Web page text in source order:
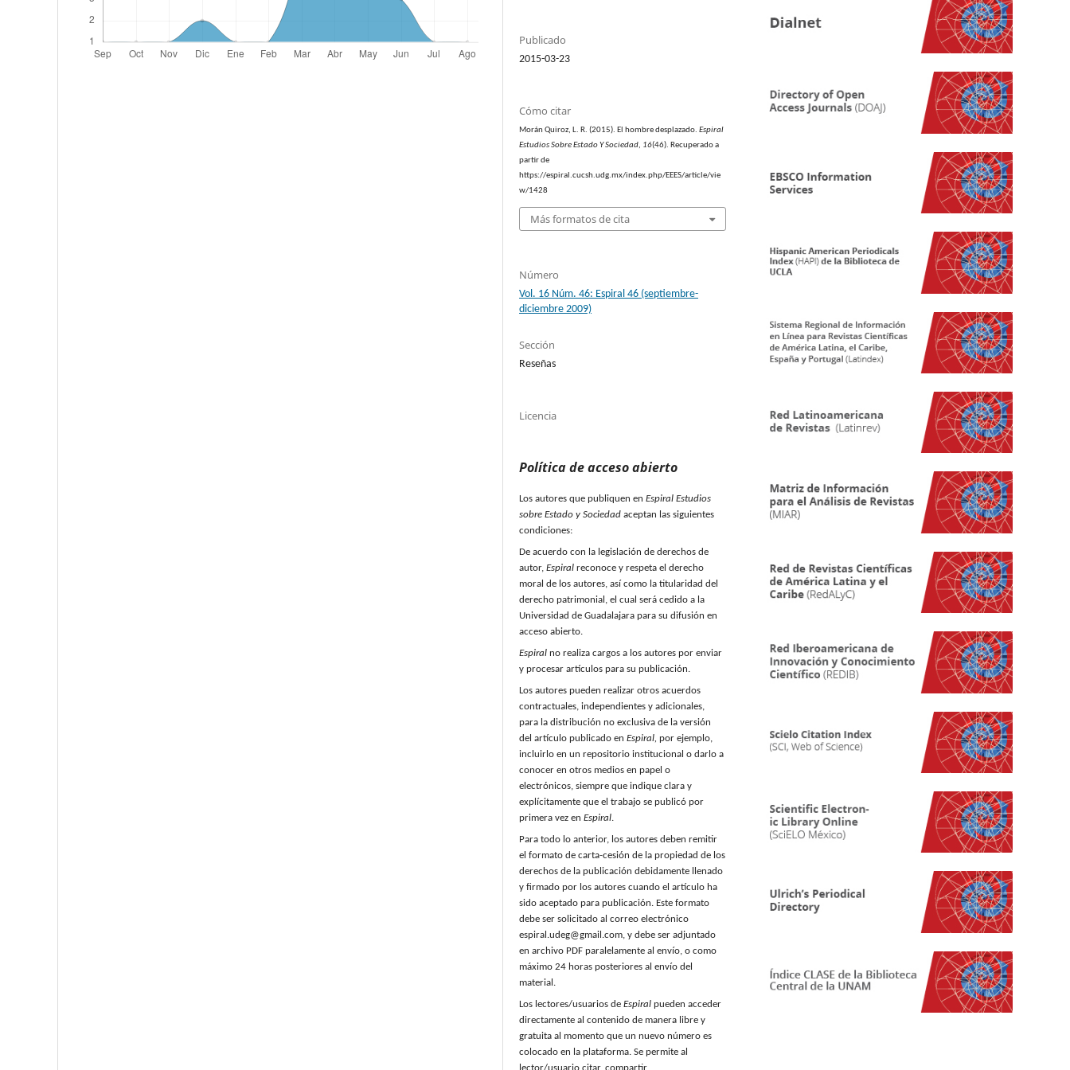
Publicado
2015-03-23
Cómo citar
Morán Quiroz, L. R. (2015). El hombre desplazado.Espiral
Estudios Sobre Estado Y Sociedad, 16(46). Recuperado a
partir de
https://espiral.cucsh.udg.mx/index.php/EEES/article/vie
w/1428
Más formatos de cita
Número
Vol. 16 Núm. 46: Espiral 46 (septiembre-
diciembre 2009)
Sección
Reseñas
Licencia
Política de acceso abierto
Los autores que publiquen enEspiral Estudios
sobre Estado y Sociedad aceptan las siguientes
condiciones:
De acuerdo con la legislación de derechos de
autor,Espiralreconoce y respeta el derecho
moral de los autores, así como la titularidad del
derecho patrimonial, el cual será cedido a la
Universidad de Guadalajara para su difusión en
acceso abierto.
Espiralno realiza cargos a los autores por enviar
y procesar artículos para su publicación.
Los autores pueden realizar otros acuerdos
contractuales, independientes y adicionales,
para la distribución no exclusiva de la versión
del artículo publicado enEspiral, por ejemplo,
incluirlo en un repositorio institucional o darlo a
conocer en otros medios en papel o
electrónicos, siempre que indique clara y
explícitamente que el trabajo se publicó por
primera vez enEspiral.
Para todo lo anterior, los autores deben remitir
el formato de carta-cesión de la propiedad de los
derechos de la publicación debidamente llenado
y firmado por los autores cuando el artículo ha
sido aceptado para publicación. Este formato
debe ser solicitado al correo electrónico
espiral.udeg@gmail.com, y debe ser adjuntado
en archivo PDF paralelamente al envío, o como
máximo 24 horas posteriores al envío del
material.
Los lectores/usuarios deEspiralpueden acceder
directamente al contenido de manera libre y
gratuita al momento que un nuevo número es
colocado en la plataforma. Se permite al
lector/usuario citar, compartir